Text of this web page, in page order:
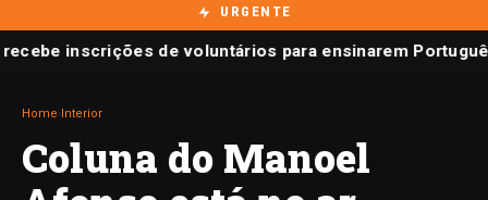
URGENTE
recebe inscrições de voluntários para ensinarem
Home Interior
Coluna do Manoel